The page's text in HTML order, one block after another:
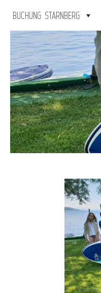
BUCHUNG STARNBERG